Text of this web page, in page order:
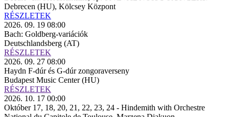
Debrecen (HU), Kölcsey Központ
RÉSZLETEK
2026. 09. 19 08:00
Bach: Goldberg-variációk
Deutschlandsberg (AT)
RÉSZLETEK
2026. 09. 27 08:00
Haydn F-dúr és G-dúr zongoraverseny
Budapest Music Center (HU)
RÉSZLETEK
2026. 10. 17 00:00
Október 17, 18, 20, 21, 22, 23, 24 - Hindemith with Orchestre